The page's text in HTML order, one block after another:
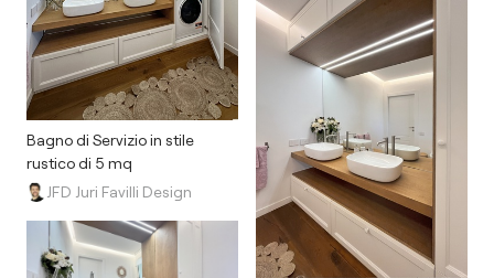
Bagno di Servizio in stile
rustico di 5 mq
JFD Juri Favilli Design